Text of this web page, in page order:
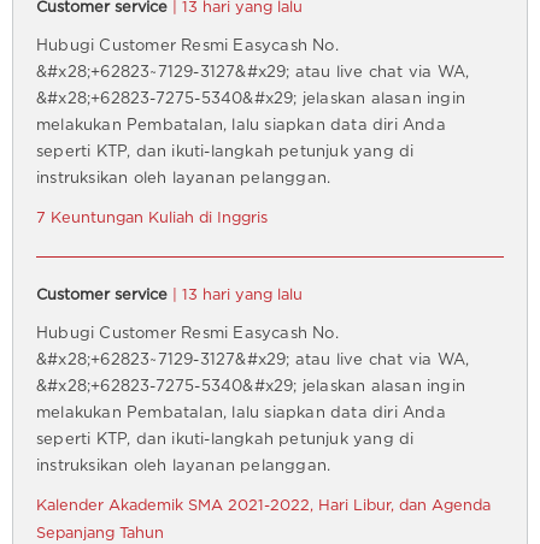
Customer service | 13 hari yang lalu
Hubugi Customer Resmi Easycash No.
&#x28;+62823~7129-3127&#x29; atau live chat via WA,
&#x28;+62823-7275-5340&#x29; jelaskan alasan ingin
melakukan Pembatalan, lalu siapkan data diri Anda
seperti KTP, dan ikuti-langkah petunjuk yang di
instruksikan oleh layanan pelanggan.
7 Keuntungan Kuliah di Inggris
Customer service | 13 hari yang lalu
Hubugi Customer Resmi Easycash No.
&#x28;+62823~7129-3127&#x29; atau live chat via WA,
&#x28;+62823-7275-5340&#x29; jelaskan alasan ingin
melakukan Pembatalan, lalu siapkan data diri Anda
seperti KTP, dan ikuti-langkah petunjuk yang di
instruksikan oleh layanan pelanggan.
Kalender Akademik SMA 2021-2022, Hari Libur, dan Agenda
Sepanjang Tahun